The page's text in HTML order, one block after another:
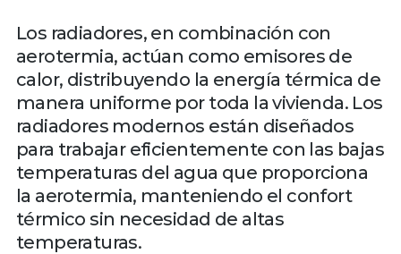
Los radiadores, en combinación con
aerotermia, actúan como emisores de
calor, distribuyendo la energía térmica de
manera uniforme por toda la vivienda. Los
radiadores modernos están diseñados
para trabajar eficientemente con las bajas
temperaturas del agua que proporciona
la aerotermia, manteniendo el confort
térmico sin necesidad de altas
temperaturas.